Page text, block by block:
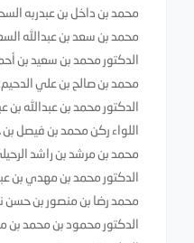
محمد بن داخل بن عبدربه
محمد بن سعد بن عبدالله
الدكتور محمد بن سعيد بن
محمد بن صالح بن علي الدحيم.
الدكتور محمد بن عبدالله
اللواء ركن محمد بن فيصل بن
محمد بن مرشد بن راشد
الدكتور محمد بن مهدي بن
محمد رضا بن منصور بن حسن
الدكتور محمود بن محمد